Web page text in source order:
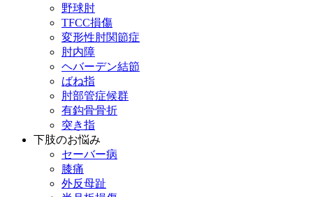
野球肘
TFCC損傷
変形性肘関節症
肘内障
ヘバーデン結節
ばね指
肘部管症候群
有鈎骨骨折
突き指
下肢のお悩み
セーバー病
膝痛
外反母趾